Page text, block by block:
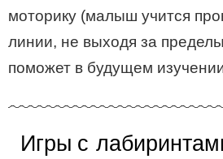
моторику (малыш учится
линии, не выходя за
поможет в будущем
Игры с